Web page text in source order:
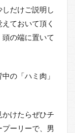
だけご説明し
ておいて頂く
の端に置いて
の「ハミ肉」
けたらぜひチ
ーリーで、男